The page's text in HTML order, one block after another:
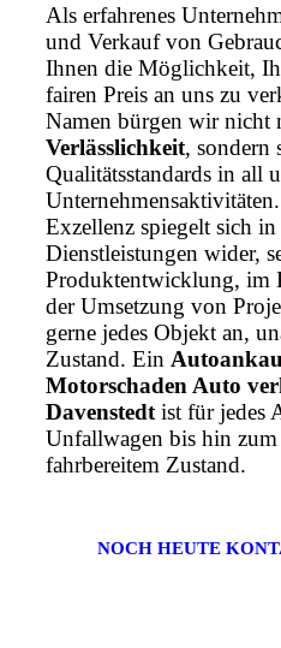
Als erfahrenes
und Verkauf von
Ihnen die Möglichkeit,
fairen Preis an uns zu
Namen bürgen wir nicht
Verlässlichkeit, sondern
Qualitätsstandards in all
Exzellenz spiegelt sich
Dienstleistungen wider,
Produktentwicklung, im
der Umsetzung von
gerne jedes Objekt an,
Zustand. Ein
Motorschaden Auto
Davenstedt ist für jedes
Unfallwagen bis hin
fahrbereitem Zustand.
NOCH HEUTE